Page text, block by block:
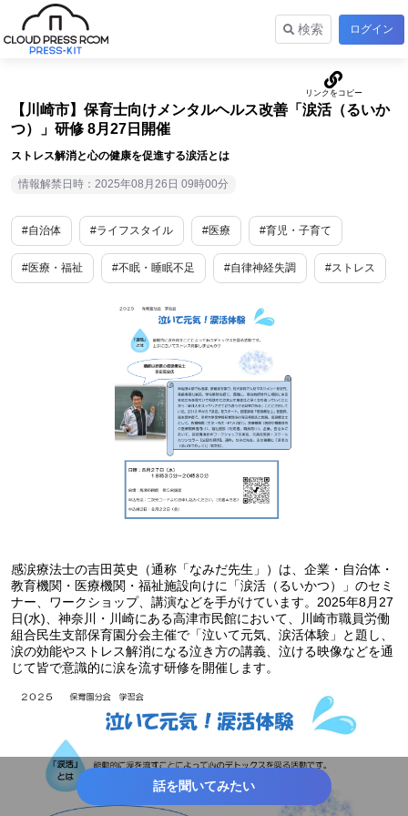
検索 ログイン
【川崎市】保育士向けメンタルヘルス改善「涙活（るいか
つ）」研修 8月27日開催
ストレス解消と心の健康を促進する涙活とは
情報解禁日時：2025年08月26日 09時00分
#自治体 #ライフスタイル #医療 #育児・子育て
#医療・福祉 #不眠・睡眠不足 #自律神経失調 #ストレス
感涙療法士の吉田英史（通称「なみだ先生」）は、企業・自治体・
教育機関・医療機関・福祉施設向けに「涙活（るいかつ）」のセミ
ナー、ワークショップ、講演などを手がけています。2025年8月27
日(水)、神奈川・川崎にある高津市民館において、川崎市職員労働
組合民生支部保育園分会主催で「泣いて元気、涙活体験」と題し、
涙の効能やストレス解消になる泣き方の講義、泣ける映像などを通
じて皆で意識的に涙を流す研修を開催します。
話を聞いてみたい